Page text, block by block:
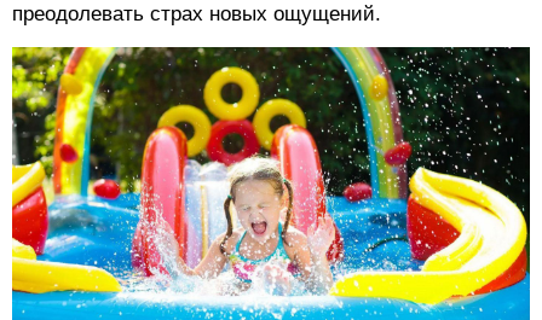
преодолевать страх новых ощущений.